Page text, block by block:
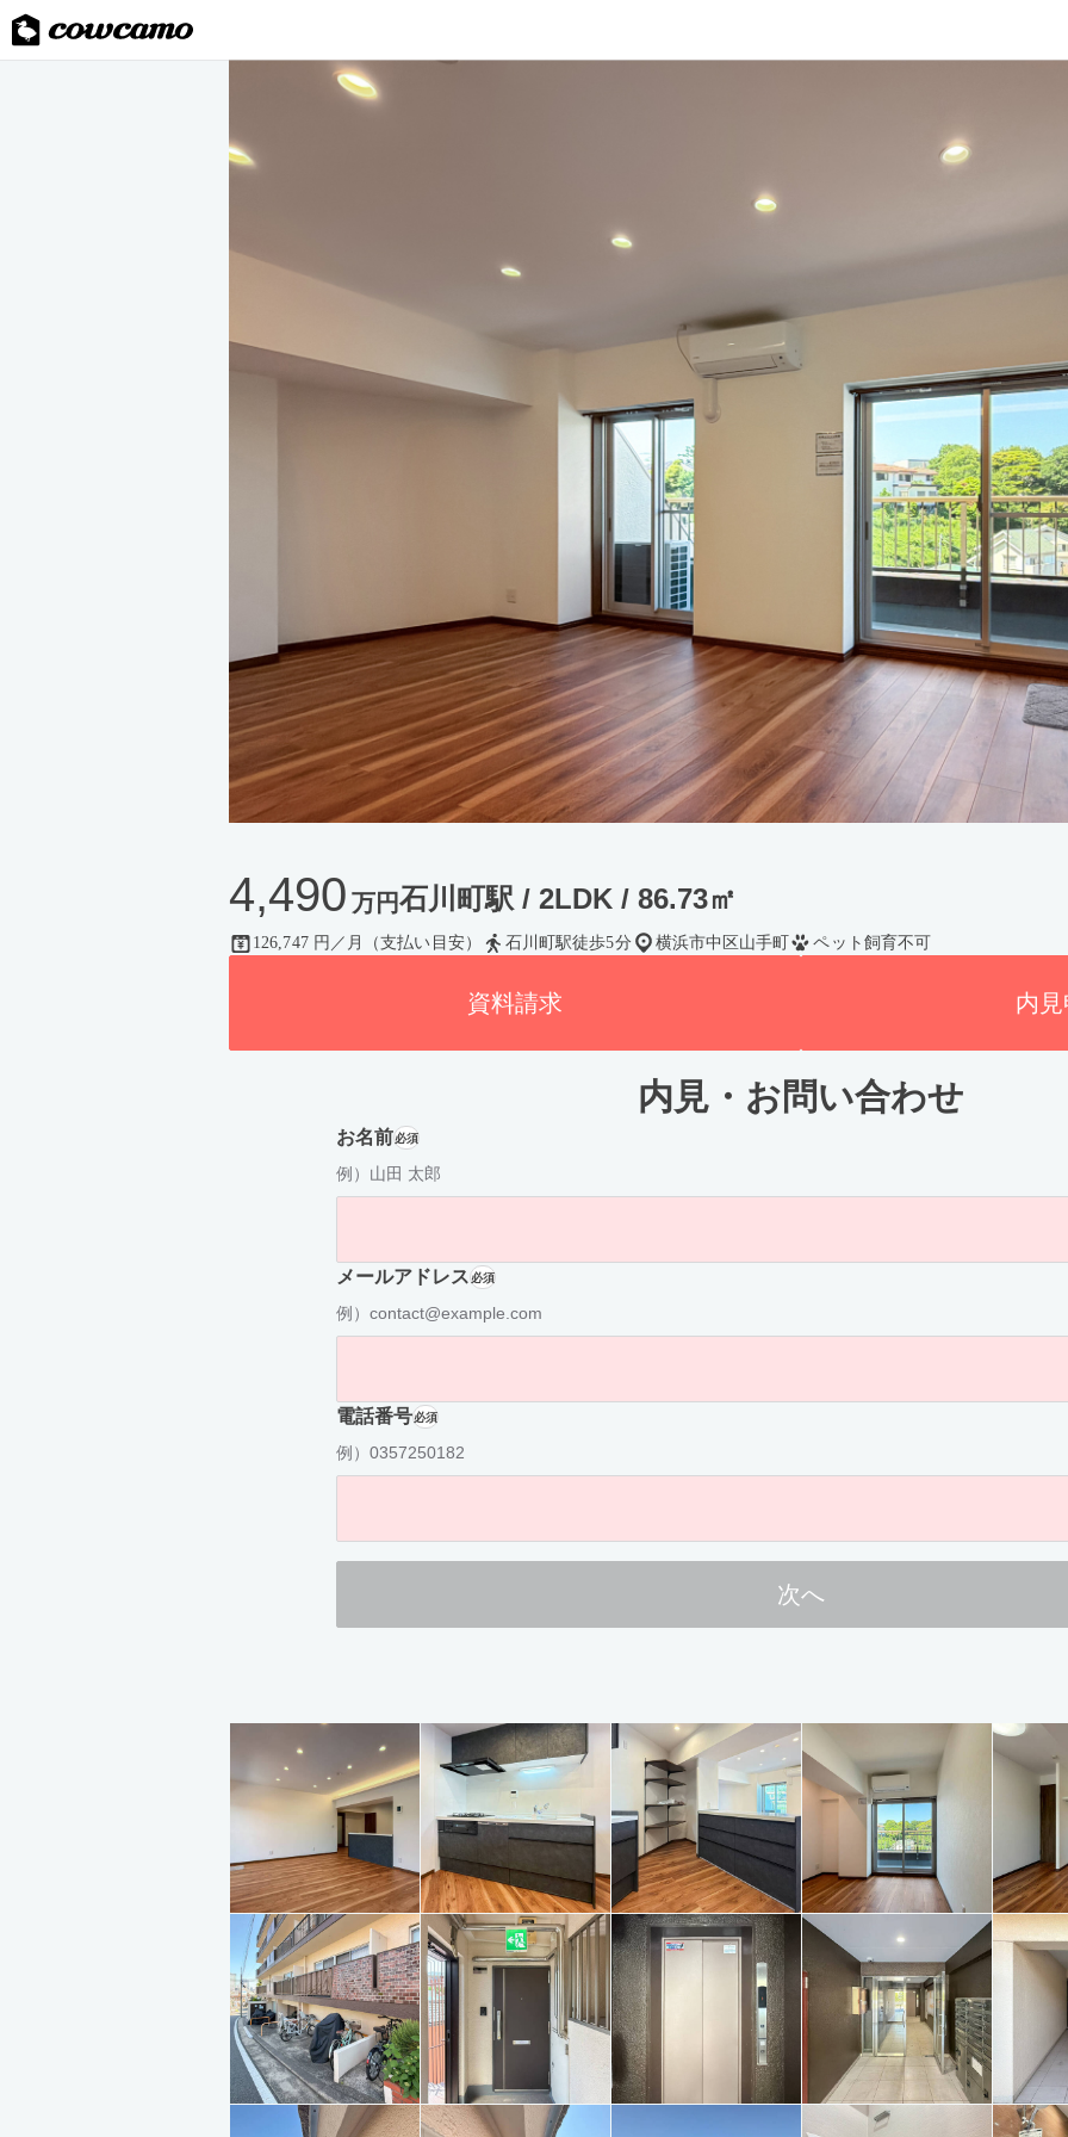
4,490 万円石川町駅 / 2LDK / 86.73㎡
126,747 円／月（支払い目安） 石川町駅徒歩5分 横浜市中区山手町 ペット飼育不可
資料請求 内
内見・お問い合わせ
お名前必須
例）山田 太郎
メールアドレス必須
例）contact@example.com
電話番号必須
例）0357250182
次へ